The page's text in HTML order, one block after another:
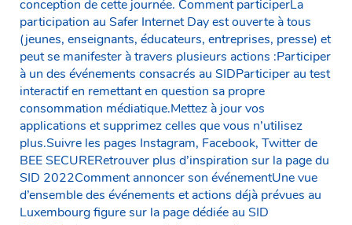
conception de cette journée. Comment participerLa
participation au Safer Internet Day est ouverte à tous
(jeunes, enseignants, éducateurs, entreprises, presse) et
peut se manifester à travers plusieurs actions :Participer
à un des événements consacrés au SIDParticiper au test
interactif en remettant en question sa propre
consommation médiatique.Mettez à jour vos
applications et supprimez celles que vous n’utilisez
plus.Suivre les pages Instagram, Facebook, Twitter de
BEE SECURERetrouver plus d’inspiration sur la page du
SID 2022Comment annoncer son événementUne vue
d’ensemble des événements et actions déjà prévues au
Luxembourg figure sur la page dédiée au SID